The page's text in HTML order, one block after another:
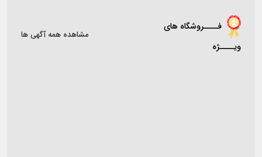
فــــروشگاه های
ویــــژه
مشاهده همه آگهی ها